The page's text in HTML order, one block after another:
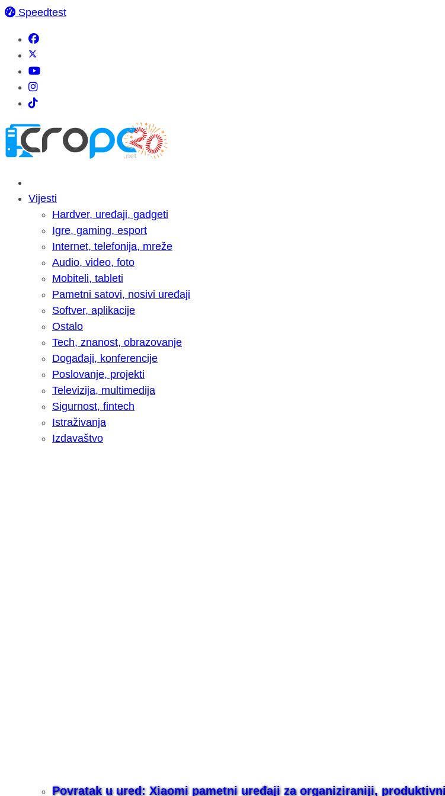
Speedtest
Vijesti
Hardver, uređaji, gadgeti
Igre, gaming, esport
Internet, telefonija, mreže
Audio, video, foto
Mobiteli, tableti
Pametni satovi, nosivi uređaji
Softver, aplikacije
Ostalo
Tech, znanost, obrazovanje
Događaji, konferencije
Poslovanje, projekti
Televizija, multimedija
Sigurnost, fintech
Istraživanja
Izdavaštvo
Povratak u ured: Xiaomi pametni uređaji za organiziraniji,